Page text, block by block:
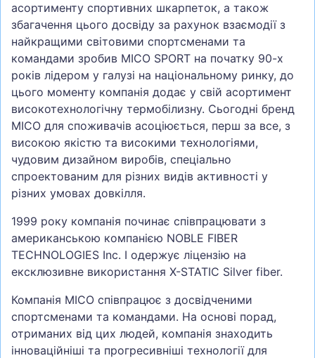
асортименту спортивних шкарпеток, а також
збагачення цього досвіду за рахунок взаємодії з
найкращими світовими спортсменами та
командами зробив MICO SPORT на початку 90-х
років лідером у галузі на національному ринку, до
цього моменту компанія додає у свій асортимент
високотехнологічну термобілизну. Сьогодні бренд
MICO для споживачів асоціюється, перш за все, з
високою якістю та високими технологіями,
чудовим дизайном виробів, спеціально
спроектованим для різних видів активності у
різних умовах довкілля.
1999 року компанія починає співпрацювати з
американською компанією NOBLE FIBER
TECHNOLOGIES Inc. І одержує ліцензію на
ексклюзивне використання X-STATIC Silver fiber.
Компанія MICO співпрацює з досвідченими
спортсменами та командами. На основі порад,
отриманих від цих людей, компанія знаходить
інноваційніші та прогресивніші технології для